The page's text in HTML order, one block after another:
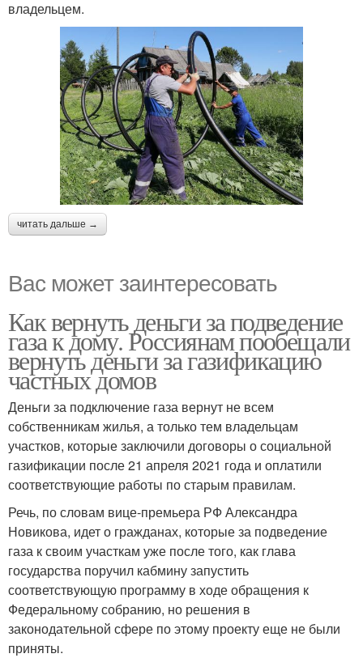
владельцем.
читать дальше →
Вас может заинтересовать
Как вернуть деньги за подведение
газа к дому. Россиянам пообещали
вернуть деньги за газификацию
частных домов
Деньги за подключение газа вернут не всем
собственникам жилья, а только тем владельцам
участков, которые заключили договоры о социальной
газификации после 21 апреля 2021 года и оплатили
соответствующие работы по старым правилам.
Речь, по словам вице-премьера РФ Александра
Новикова, идет о гражданах, которые за подведение
газа к своим участкам уже после того, как глава
государства поручил кабмину запустить
соответствующую программу в ходе обращения к
Федеральному собранию, но решения в
законодательной сфере по этому проекту еще не были
приняты.